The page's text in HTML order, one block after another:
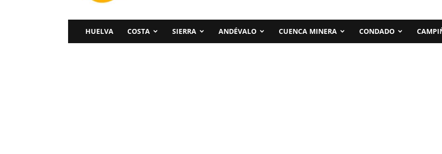
HUELVA COSTA SIERRA ANDÉVALO CUENCA MINERA CONDADO